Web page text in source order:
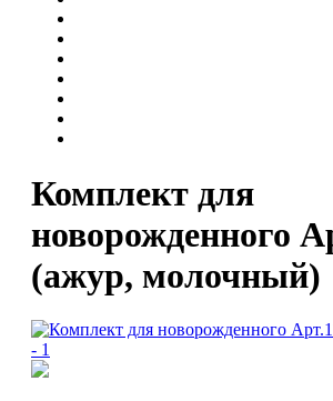
Комплект для
новорожденного
(ажур, молочный)